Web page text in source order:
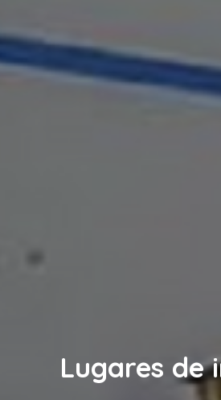
Lugares de